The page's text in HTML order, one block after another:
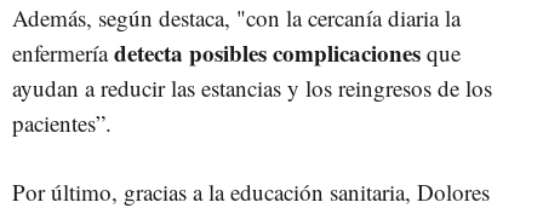
Además, según destaca, "con la cercanía diaria la
enfermeríadetecta posibles complicaciones que
ayudan a reducir las estancias y los reingresos de los
pacientes”.
Por último, gracias a la educación sanitaria, Dolores